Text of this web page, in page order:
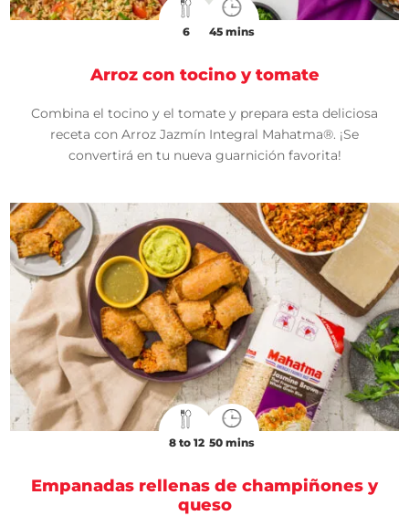
6 45 mins
Arroz con tocino y tomate
Combina el tocino y el tomate y prepara esta deliciosa
receta con Arroz Jazmín Integral Mahatma®. ¡Se
convertirá en tu nueva guarnición favorita!
8 to 12 50 mins
Empanadas rellenas de champiñones y
queso